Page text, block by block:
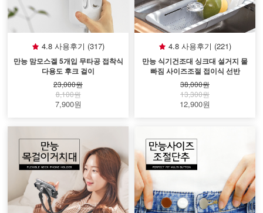
4.8 사용후기 (317)
만능 맘모스겔 5개입 무타공 접착식
다용도 후크 걸이
23,000원
8,100원
7,900원
4.8 사용후기 (221)
만능 식기건조대 싱크대 설거지 물
빠짐 사이즈조절 접이식 선반
38,000원
13,300원
12,900원